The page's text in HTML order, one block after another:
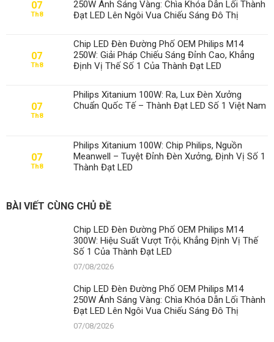
07
Th8
250W Ánh Sáng Vàng: Chìa Khóa Dẫn Lối Thành
Đạt LED Lên Ngôi Vua Chiếu Sáng Đô Thị
07
Th8
Chip LED Đèn Đường Phố OEM Philips M14
250W: Giải Pháp Chiếu Sáng Đỉnh Cao, Khẳng
Định Vị Thế Số 1 Của Thành Đạt LED
07
Th8
Philips Xitanium 100W: Ra, Lux Đèn Xưởng
Chuẩn Quốc Tế – Thành Đạt LED Số 1 Việt Nam
07
Th8
Philips Xitanium 100W: Chip Philips, Nguồn
Meanwell – Tuyệt Đỉnh Đèn Xưởng, Định Vị Số 1
Thành Đạt LED
BÀI VIẾT CÙNG CHỦ ĐỀ
Chip LED Đèn Đường Phố OEM Philips M14
300W: Hiệu Suất Vượt Trội, Khẳng Định Vị Thế
Số 1 Của Thành Đạt LED
07/08/2026
Chip LED Đèn Đường Phố OEM Philips M14
250W Ánh Sáng Vàng: Chìa Khóa Dẫn Lối Thành
Đạt LED Lên Ngôi Vua Chiếu Sáng Đô Thị
07/08/2026